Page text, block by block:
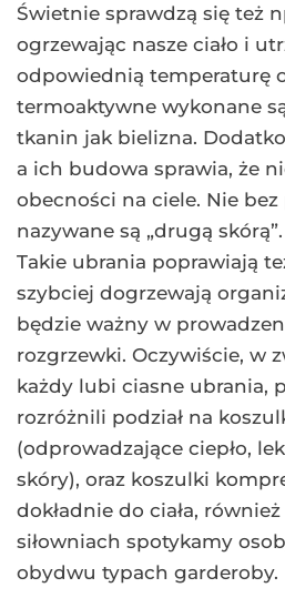
Świetnie sprawdzą się też
ogrzewając nasze ciało i
odpowiednią temperaturę
termoaktywne wykonane
tkanin jak bielizna.
a ich budowa sprawia, że
obecności na ciele. Nie
nazywane są „drugą skórą”.
Takie ubrania poprawiają
szybciej dogrzewają
będzie ważny w
rozgrzewki. Oczywiście, w
każdy lubi ciasne ubrania,
rozróżnili podział na
(odprowadzające ciepło,
skóry), oraz koszulki
dokładnie do ciała,
siłowniach spotykamy
obydwu typach garderoby.